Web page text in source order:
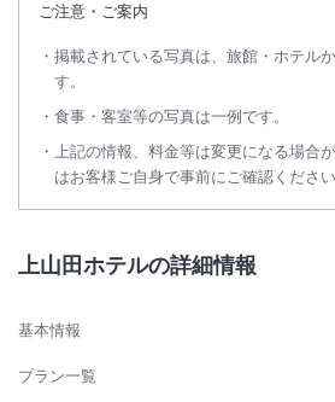
ご注意・ご案内
掲載されている写真は、旅館・ホテル
す。
食事・客室等の写真は一例です。
上記の情報、料金等は変更になる場合
はお客様ご自身で事前にご確認ください
上山田ホテルの詳細情報
基本情報
プラン一覧